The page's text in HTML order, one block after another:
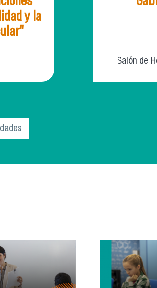
y la
Salón de